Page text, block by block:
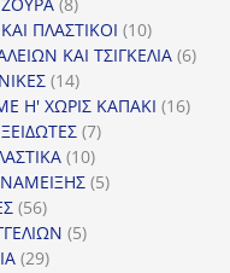
προϊόντα
ΠΛΑΣΤΙΚΟΙ 1010
προϊόντα
ΚΑΙ ΤΣΙΓΚΕΛΙΑ 66
1414
προϊόντα
Η' ΧΩΡΙΣ ΚΑΠΑΚΙ 1616
77
1010
προϊόντα
55
5656
προϊόντα
55
2929